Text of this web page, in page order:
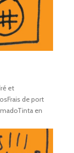
et
de port
en